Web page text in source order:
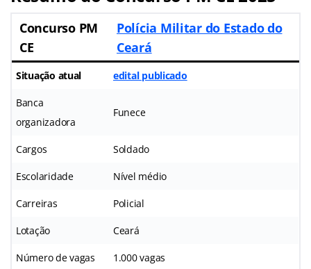
Concurso PM
CE
Polícia Militar do Estado do
Ceará
Situação atual edital publicado
Banca
organizadora
Funece
Cargos Soldado
Escolaridade Nível médio
Carreiras Policial
Lotação Ceará
Número de vagas 1.000 vagas